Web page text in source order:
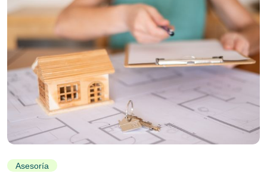
Asesoría